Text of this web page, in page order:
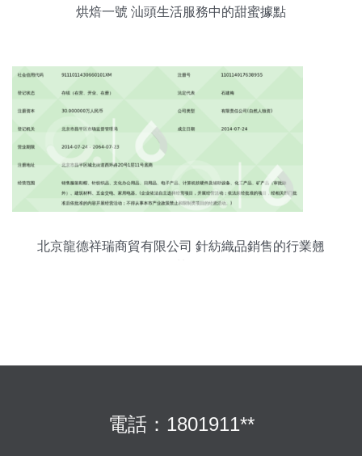
烘焙一號 汕頭生活服務中的甜蜜據點
北京龍德祥瑞商貿有限公司 針紡織品銷售的行業翹
電話：1801911**